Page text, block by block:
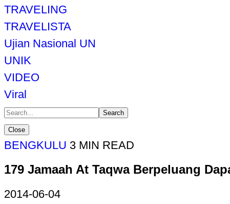
TRAVELING
TRAVELISTA
Ujian Nasional UN
UNIK
VIDEO
Viral
Search
Close
BENGKULU 3 MIN READ
179 Jamaah At Taqwa Berpeluang
2014-06-04